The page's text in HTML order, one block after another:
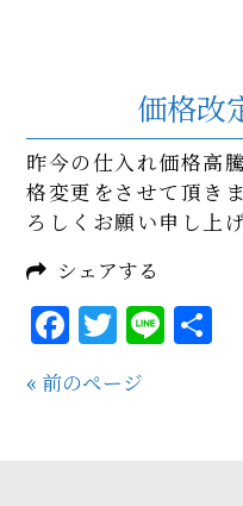
価格改
昨今の仕入れ価格高
格変更をさせて頂き
ろしくお願い申し上げ
シェアする
Facebook
Twitter
Line
« 前のページ